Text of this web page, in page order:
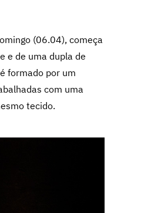
(06.04), começa
e de uma dupla de
formado por um
com uma
tecido.